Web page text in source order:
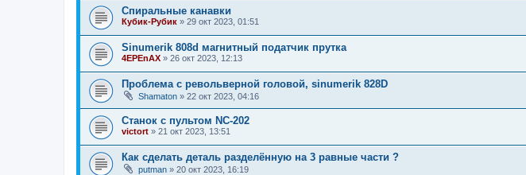
Спиральные канавки
Кубик-Рубик » 29 окт 2023, 01:51
Sinumerik 808d магнитный податчик прутка
4EPEnAX » 26 окт 2023, 12:13
Проблема с револьверной головой, sinumerik 828D
Shamaton » 22 окт 2023, 04:16
Станок с пультом NC-202
victort » 21 окт 2023, 13:51
Как сделать деталь разделённую на 3 равные части ?
putman » 20 окт 2023, 16:19